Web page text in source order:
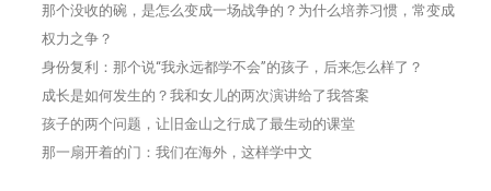
那个没收的碗，是怎么变成一场战争的？为什么培养习惯，常变成
权力之争？
身份复利：那个说“我永远都学不会”的孩子，后来怎么样了？
成长是如何发生的？我和女儿的两次演讲给了我答案
孩子的两个问题，让旧金山之行成了最生动的课堂
那一扇开着的门：我们在海外，这样学中文